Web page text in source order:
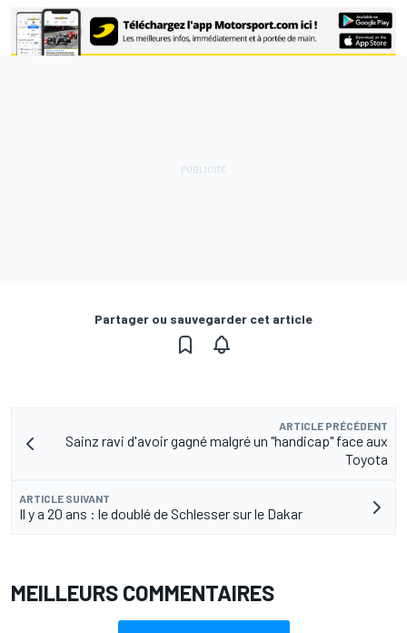
Partager ou sauvegarder cet article
ARTICLE PRÉCÉDENT
Sainz ravi d'avoir gagné malgré un "handicap" face aux
Toyota
ARTICLE SUIVANT
Il y a 20 ans : le doublé de Schlesser sur le Dakar
MEILLEURS COMMENTAIRES